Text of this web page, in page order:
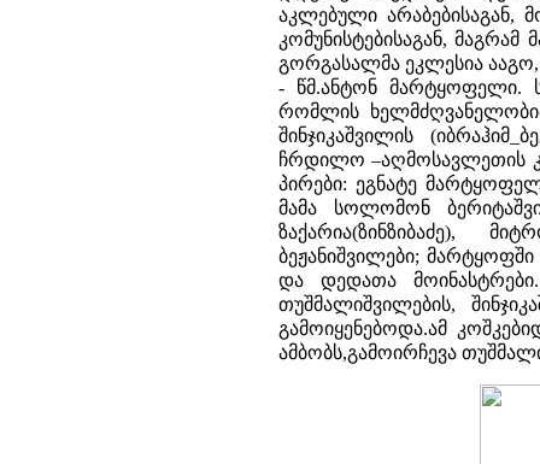
აკლებული არაბებისაგან,
კომუნისტებისაგან,
გორგასალმა ეკლესია
- წმ.ანტონ მარტყოფელი.
რომლის
შინჯიკაშვილის
ჩრდილო –აღმოსავლეთის
პირები: ეგნატე
მამა სოლომონ
ზაქარია(ზინზიბაძე),
ბეჟანიშვილები;
და დედათა
თუშმალიშვილების,
გამოიყენებოდა.ამ
ამბობს,გამოირჩევა